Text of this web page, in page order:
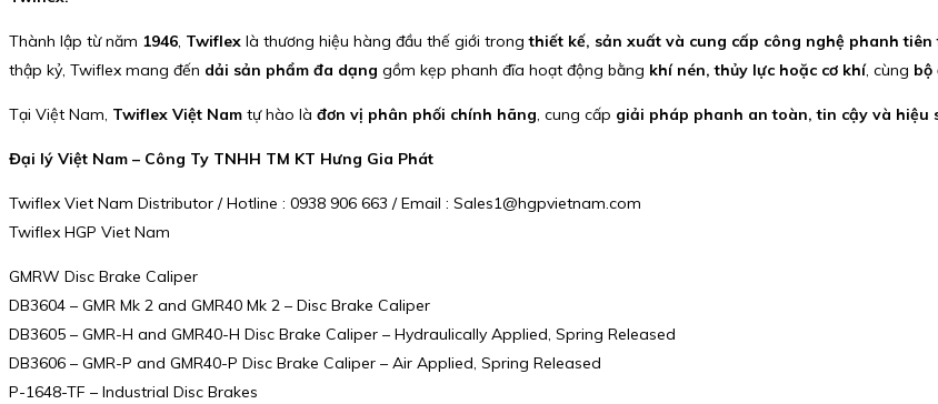
Thành lập từ năm 1946 Twiflex là thương hiệu hàng đầu thế giới trongthiết kế, sản xuất và cung cấp công nghệ phanh tiên
thập kỷ, Twiflex mang đến dải sản phẩm đa dạng gồm kẹp phanh đĩa hoạt động bằng khí nén, thủy lực hoặc cơ khí, cùng bộ
Tại Việt Nam, Twiflex Việt Nam tự hào là đơn vị phân phối chính hãng , cung cấp giải pháp phanh an toàn, tin cậy và hiệu
Đại lý Việt Nam – Công Ty TNHH TM KT Hưng Gia Phát
Twiflex Viet Nam Distributor / Hotline : 0938 906 663 / Email : Sales1@hgpvietnam.com
Twiflex HGP Viet Nam
GMRW Disc Brake Caliper
DB3604 – GMR Mk 2 and GMR40 Mk 2 – Disc Brake Caliper
DB3605 – GMR-H and GMR40-H Disc Brake Caliper – Hydraulically Applied, Spring Released
DB3606 – GMR-P and GMR40-P Disc Brake Caliper – Air Applied, Spring Released
P-1648-TF – Industrial Disc Brakes